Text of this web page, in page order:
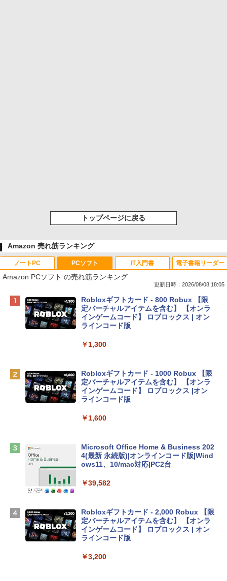
トップページに戻る
Amazon 売れ筋ランキング
ノートPC
Apple 2026 MacBook Neo A18 Proチッ
プ搭載13インチノートブック：AIとAppl
e Intelligenceのために設計、Liquid Ret
inaディスプレイ、8GBユニファイドメモ
eTime HDカメラ、Touch ID - シルバー
tomtoc 360°保護 15.6 16インチ パソコ
ンケース Dell NEC Lavie ASUS HP dyna
Apple 2026 MacBook Air M5チップ搭載
13インチノートブック：AIとApple Intell
スプレイ、16GBユニファイドメモリ、1
D - ミッドナイト
￥278,800
【Amazon.co.jp限定】 HP ノートパソコ
PCソフト
Amazon PCソフト の売れ筋ランキング
更新日時：2026/08/08 18:05
Robloxギフトカード - 800 Robux 【限
定バーチャルアイテムを含む】 【オンラ
インゲームコード】 ロブロックス | オン
ラインコード版
￥1,300
Robloxギフトカード - 1000 Robux 【限
定バーチャルアイテムを含む】 【オンラ
インゲームコード】 ロブロックス |オン
ラインコード版
￥1,600
Microsoft Office Home & Business 202
4(最新 永続版)|オンラインコード版|Wind
ows11、10/mac対応|PC2台
￥39,582
Robloxギフトカード - 2,000 Robux 【限
定バーチャルアイテムを含む】 【オンラ
インゲームコード】 ロブロックス | オン
ラインコード版
￥3,200
IT入門書 電子書籍リーダー